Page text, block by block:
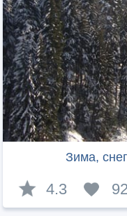
Зима,
4.3 92